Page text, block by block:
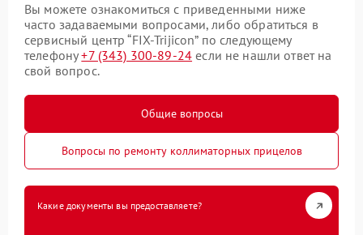
Вы можете ознакомиться с приведенными ниже
часто задаваемыми вопросами, либо обратиться в
сервисный центр “FIX-Trijicon” по следующему
телефону+7 (343) 300-89-24 если не нашли ответ на
свой вопрос.
Общие вопросы
Вопросы по ремонту коллиматорных прицелов
Какие документы вы предоставляете?